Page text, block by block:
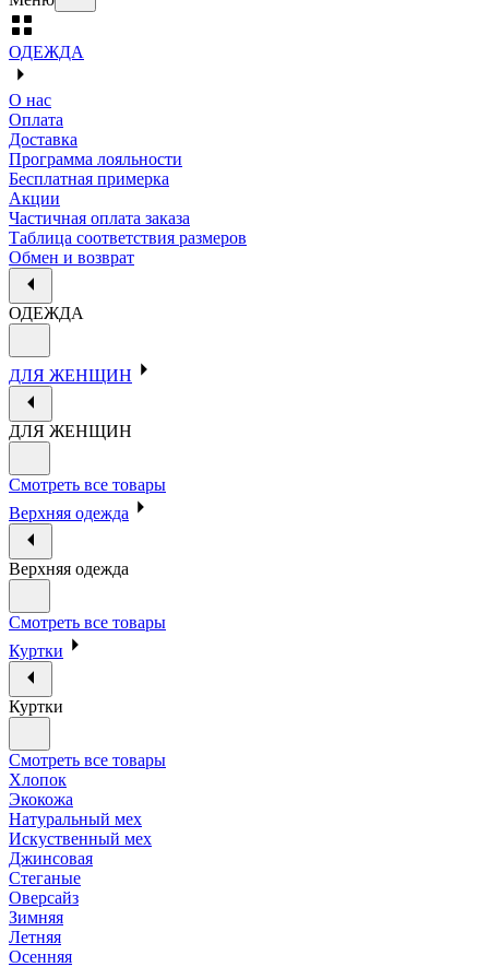
ОДЕЖДА
О нас
Оплата
Доставка
Программа лояльности
Бесплатная примерка
Акции
Частичная оплата заказа
Таблица соответствия размеров
Обмен и возврат
ОДЕЖДА
ДЛЯ ЖЕНЩИН
ДЛЯ ЖЕНЩИН
Смотреть все товары
Верхняя одежда
Верхняя одежда
Смотреть все товары
Куртки
Куртки
Смотреть все товары
Хлопок
Экокожа
Натуральный мех
Искуственный мех
Джинсовая
Стеганые
Оверсайз
Зимняя
Летняя
Осенняя